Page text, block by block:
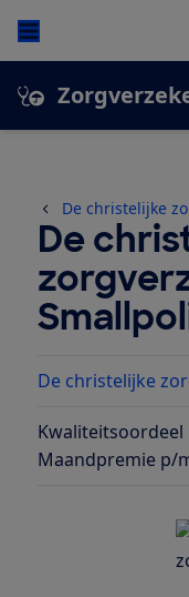
De christelijke
De
De christelijke
Kwaliteitsoordeel
Maandpremie p/